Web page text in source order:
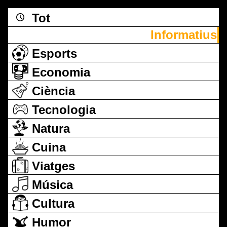
Tot
Informatius
Esports
Economia
Ciència
Tecnologia
Natura
Cuina
Viatges
Música
Cultura
Humor